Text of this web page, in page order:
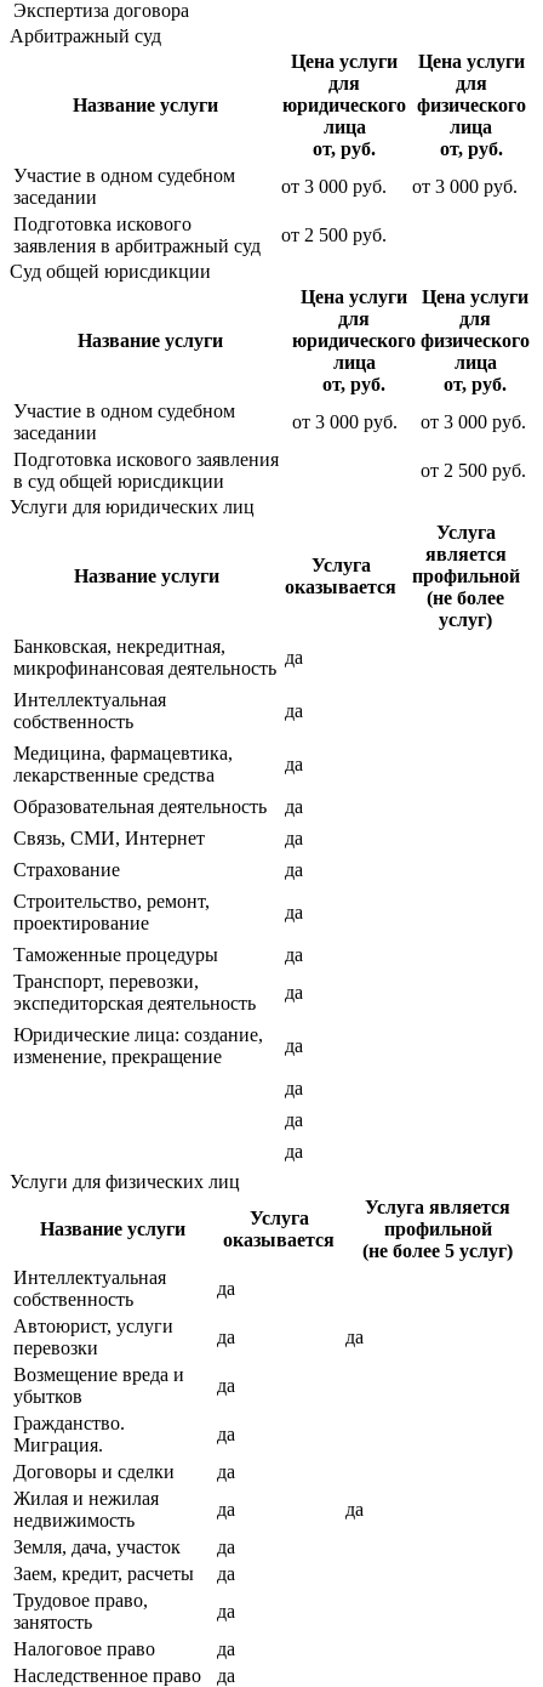
Экспертиза договора
Арбитражный суд
Название услуги
Цена услуги
для
юридического
лица
от, руб.
Цена услуги
для
физического
лица
от, руб.
Участие в одном судебном
заседании
от 3 000 руб. от 3 000 руб.
Подготовка искового
заявления в арбитражный суд
от 2 500 руб.
Суд общей юрисдикции
Название услуги
Цена услуги
для
юридического
лица
от, руб.
Цена услуги
для
физического
лица
от, руб.
Участие в одном судебном
заседании
от 3 000 руб. от 3 000 руб.
Подготовка искового заявления
в суд общей юрисдикции
от 2 500 руб.
Услуги для юридических лиц
Название услуги
Услуга
оказывается
Услуга
является
профильной
(не более
услуг)
Банковская, некредитная,
микрофинансовая деятельность
да
Интеллектуальная
собственность
да
Медицина, фармацевтика,
лекарственные средства
да
Образовательная деятельность
да
Связь, СМИ, Интернет
да
Страхование
да
Строительство, ремонт,
проектирование
да
Таможенные процедуры
да
Транспорт, перевозки,
экспедиторская деятельность
да
Юридические лица: создание,
изменение, прекращение
да
да
да
да
Услуги для физических лиц
Название услуги
Услуга
оказывается
Услуга является
профильной
(не более 5 услуг)
Интеллектуальная
собственность
да
Автоюрист, услуги
перевозки
да
да
Возмещение вреда и
убытков
да
Гражданство.
Миграция.
да
Договоры и сделки
да
Жилая и нежилая
недвижимость
да
да
Земля, дача, участок
да
Заем, кредит, расчеты
да
Трудовое право,
занятость
да
Налоговое право
да
Наследственное право
да